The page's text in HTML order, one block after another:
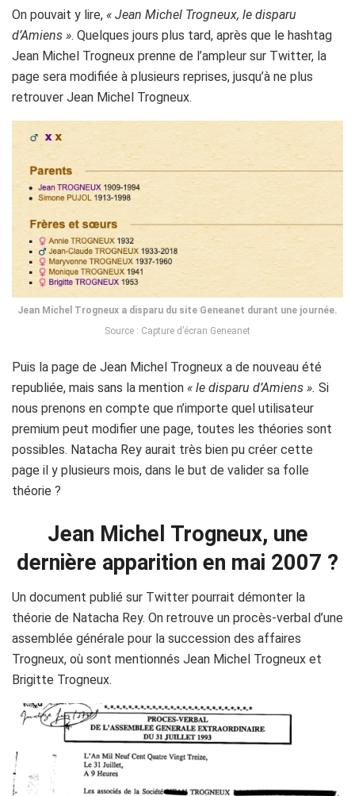
On pouvait y lire, « Jean Michel Trogneux, le disparu
d’Amiens ». Quelques jours plus tard, après que le hashtag
Jean Michel Trogneux prenne de l’ampleur sur Twitter, la
page sera modifiée à plusieurs reprises, jusqu’à ne plus
retrouver Jean Michel Trogneux.
Jean Michel Trogneux a disparu du site Geneanet durant une journée.
Source : Capture d’écran Geneanet
Puis la page de Jean Michel Trogneux a de nouveau été
republiée, mais sans la mention « le disparu d’Amiens ». Si
nous prenons en compte que n’importe quel utilisateur
premium peut modifier une page, toutes les théories sont
possibles. Natacha Rey aurait très bien pu créer cette
page il y plusieurs mois, dans le but de valider sa folle
théorie ?
Jean Michel Trogneux, une
dernière apparition en mai 2007 ?
Un document publié sur Twitter pourrait démonter la
théorie de Natacha Rey. On retrouve un procès-verbal d’une
assemblée générale pour la succession des affaires
Trogneux, où sont mentionnés Jean Michel Trogneux et
Brigitte Trogneux.